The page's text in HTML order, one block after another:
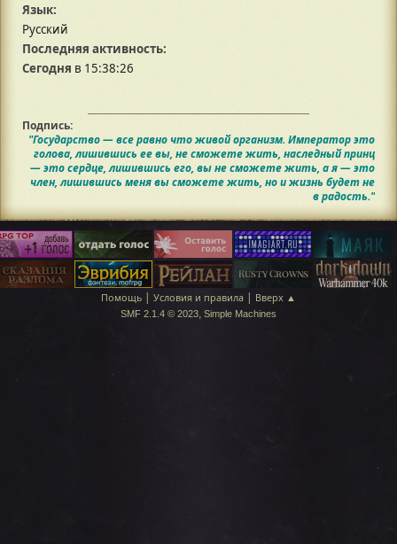
Язык:
Русский
Последняя активность:
Сегодня в 15:38:26
Подпись:
"Государство — все равно что живой организм. Император это
голова, лишившись ее вы, не сможете жить, наследный принц
— это сердце, лишившись его, вы не сможете жить, а я — это
член, лишившись меня вы сможете жить, но и жизнь будет не
в радость."
Помощь | Условия и правила | Вверх ▲
SMF 2.1.4 © 2023, Simple Machines